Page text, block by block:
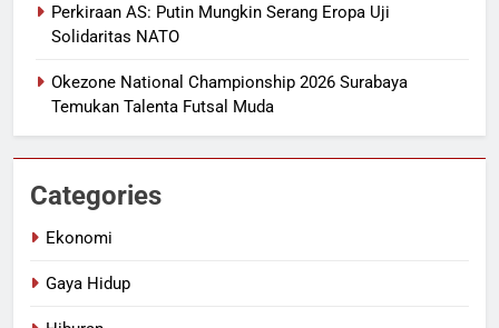
Perkiraan AS: Putin Mungkin Serang Eropa Uji
Solidaritas NATO
Okezone National Championship 2026 Surabaya
Temukan Talenta Futsal Muda
Categories
Ekonomi
Gaya Hidup